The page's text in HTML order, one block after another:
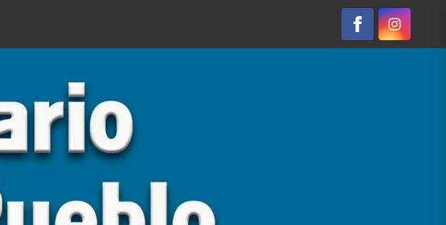
FacebookInstagram